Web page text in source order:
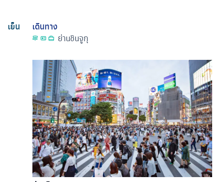
เย็น
เดินทาง
ย่านชินจูกุ